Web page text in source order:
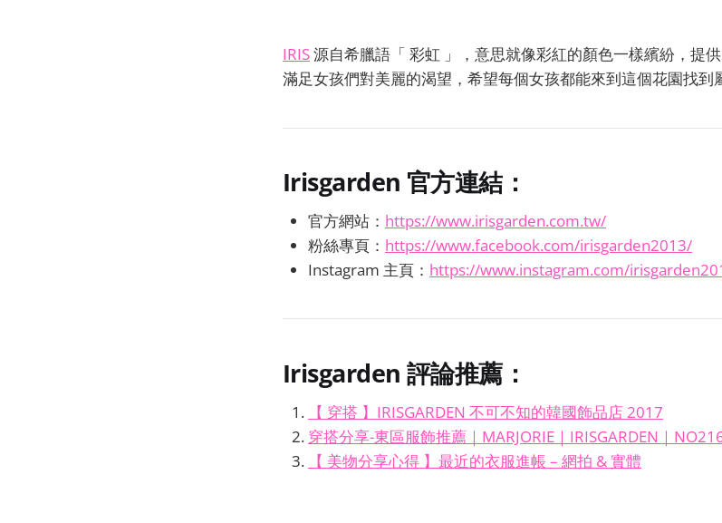
IRIS源自希臘語「 彩虹 」，意思就像彩紅的顏色一樣繽紛，提
滿足女孩們對美麗的渴望，希望每個女孩都能來到這個花園找到
Irisgarden 官方連結：
官方網站： https://www.irisgarden.com.tw/
粉絲專頁： https://www.facebook.com/irisgarden2013/
Instagram 主頁： https://www.instagram.com/
Irisgarden 評論推薦：
【 穿搭 】IRISGARDEN 不可不知的韓國飾品店 2017
穿搭分享-東區服飾推薦｜MARJORIE｜IRISGARDEN｜
【 美物分享心得 】最近的衣服進帳 – 網拍 & 實體